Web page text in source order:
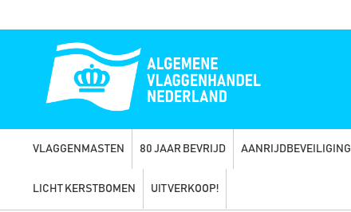
VLAGGENMASTEN 80 JAAR BEVRIJD AANRIJDBEVEILIGING
LICHT KERSTBOMEN UITVERKOOP!